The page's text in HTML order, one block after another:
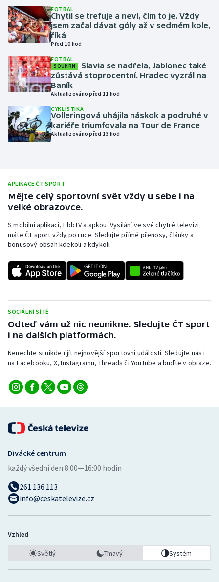
Házená
Jezdectví
Judo
Krasobruslení
Lezení
Lyže a snowboard
Motorsport
Olympijské hry
Parasport
Plážový volejbal
Ragby
Rychlobruslení
Sportovní střelba
Veslování
Vodní slalom
Ostatní
FOTBAL
Chytil se trefuje a neví, čím to je. Vždy
jsem začal dávat góly až v sedmém kole,
říká
Před 10 hod
FOTBAL
SOUHRN
Slavia se nadřela, Jablonec také
zůstává stoprocentní. Hradec vyzrál na
Baník
Aktualizováno před 11 hod
CYKLISTIKA
Volleringová uhájila náskok a podruhé v
kariéře triumfovala na Tour de France
Aktualizováno před 13 hod
APLIKACE ČT SPORT
Mějte celý sportovní svět vždy u sebe i na
velké obrazovce.
S mobilní aplikací, HbbTV a apkou iVysílání ve své chytré televizi
máte ČT sport vždy po ruce. Sledujte přímé přenosy, články a
bonusový obsah kdekoli a kdykoli.
SOCIÁLNÍ SÍTĚ
Odteď vám už nic neunikne. Sledujte ČT sport
i na dalších platformách.
Nenechte si nikde ujít nejnovější sportovní události. Sledujte nás i
na Facebooku, X, Instagramu, Threads či YouTube a buďte v obraze.
Divácké centrum
každý všední den:8:00—16:00 hodin
261 136 113
info@ceskatelevize.cz
Vzhled
Světlý Tmavý Systém